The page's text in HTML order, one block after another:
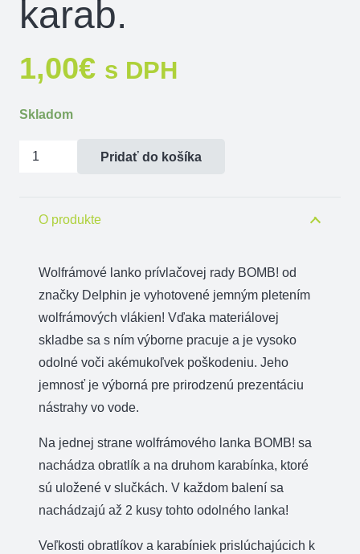
karab.
1,00€ s DPH
Skladom
množstvo
BOMB!
Pridať do košíka
O produkte
Wolfrámové lanko prívlačovej rady BOMB! od
značky Delphin je vyhotovené jemným pletením
wolfrámových vlákien! Vďaka materiálovej
skladbe sa s ním výborne pracuje a je vysoko
odolné voči akémukoľvek poškodeniu. Jeho
jemnosť je výborná pre prirodzenú prezentáciu
nástrahy vo vode.
Na jednej strane wolfrámového lanka BOMB! sa
nachádza obratlík a na druhom karabínka, ktoré
sú uložené v slučkách. V každom balení sa
nachádzajú až 2 kusy tohto odolného lanka!
Veľkosti obratlíkov a karabíniek prislúchajúcich k